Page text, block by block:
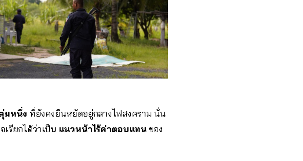
มหนึ่ง ที่ยังคงยืนหยัดอยู่กลางไฟสงคราม นั่น
เรียกได้ว่าเป็น แนวหน้าไร้ค่าตอบแทน ของ